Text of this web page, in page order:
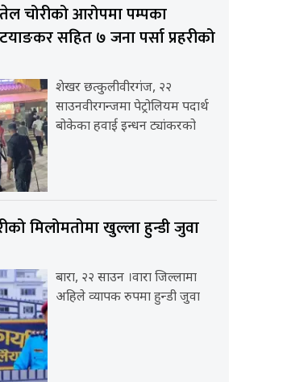
चोरीको आरोपमा पम्पका
सहित ७ जना पर्सा प्रहरीको
शेखर छत्कुलीवीरगंज, २२
साउनवीरगन्जमा पेट्रोलियम पदार्थ
बोकेका हवाई इन्धन ट्यांकरको
मिलोमतोमा खुल्ला हुन्डी जुवा
बारा, २२ साउन ।वारा जिल्लामा
अहिले व्यापक रुपमा हुन्डी जुवा